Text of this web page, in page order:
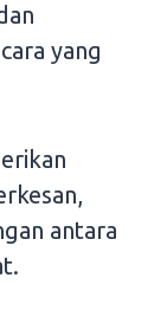
yang
antara